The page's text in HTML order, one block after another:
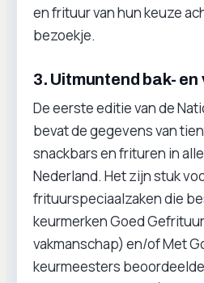
en frituur van hun keuze
bezoekje.
3. Uitmuntend bak-
De eerste editie van de
bevat de gegevens van
snackbars en frituren in
Nederland. Het zijn stuk
frituurspeciaalzaken die
keurmerken Goed
vakmanschap) en/of Met
keurmeesters